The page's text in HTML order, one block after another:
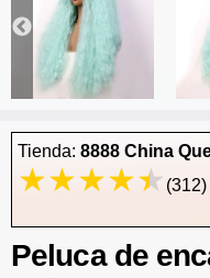
Tienda: 8888 China
(312)
Peluca de